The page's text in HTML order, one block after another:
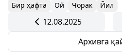
Бир ҳафта Ой Чорак Йил
12.08.2025
Архивга